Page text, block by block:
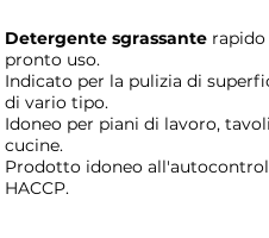
Detergente sgrassante rapido
pronto uso.
Indicato per la pulizia di
di vario tipo.
Idoneo per piani di lavoro,
cucine.
Prodotto idoneo
HACCP.